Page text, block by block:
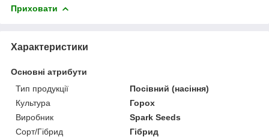
Приховати
Характеристики
Основні атрибути
Тип продукції
Посівний (насіння)
Культура
Горох
Виробник
Spark Seeds
Сорт/Гібрид
Гібрид